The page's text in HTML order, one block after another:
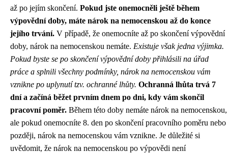
až po jejím skončení. Pokud jste onemocněli ještě během
výpovědní doby, máte nárok na nemocenskou až do konce
jejího trvání. V případě, že onemocníte až po skončení výpovědní
doby, nárok na nemocenskou nemáte. Existuje však jedna výjimka.
Pokud byste se po skončení výpovědní doby přihlásili na úřad
práce a splnili všechny podmínky, nárok na nemocenskou vám
vznikne po uplynutí tzv. ochranné lhůty. Ochranná lhůta trvá 7
dní a začíná běžet prvním dnem po dni, kdy vám skončil
pracovní poměr. Během této doby nemáte nárok na nemocenskou,
ale pokud onemocníte 8. den po skončení pracovního poměru nebo
později, nárok na nemocenskou vám vznikne. Je důležité si
uvědomit, že nárok na nemocenskou po výpovědi není